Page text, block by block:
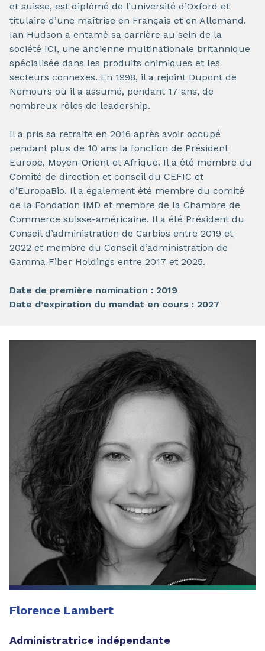
et suisse, est diplômé de l’université d’Oxford et
titulaire d’une maîtrise en Français et en Allemand.
Ian Hudson a entamé sa carrière au sein de la
société ICI, une ancienne multinationale britannique
spécialisée dans les produits chimiques et les
secteurs connexes. En 1998, il a rejoint Dupont de
Nemours où il a assumé, pendant 17 ans, de
nombreux rôles de leadership.
Il a pris sa retraite en 2016 après avoir occupé
pendant plus de 10 ans la fonction de Président
Europe, Moyen-Orient et Afrique. Il a été membre du
Comité de direction et conseil du CEFIC et
d’EuropaBio. Il a également été membre du comité
de la Fondation IMD et membre de la Chambre de
Commerce suisse-américaine. Il a été Président du
Conseil d’administration de Carbios entre 2019 et
2022 et membre du Conseil d’administration de
Gamma Fiber Holdings entre 2017 et 2025.
Date de première nomination : 2019
Date d’expiration du mandat en cours : 2027
Florence Lambert
Administratrice indépendante